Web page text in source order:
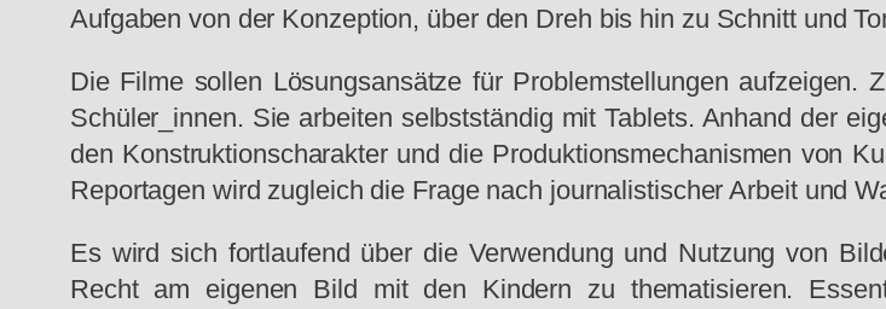
Aufgaben von der Konzeption, über den Dreh bis hin zu Schnitt und
Die Filme sollen Lösungsansätze für Problemstellungen aufzeigen.
Schüler_innen. Sie arbeiten selbstständig mit Tablets. Anhand der
den Konstruktionscharakter und die Produktionsmechanismen von
Reportagen wird zugleich die Frage nach journalistischer Arbeit und
Es wird sich fortlaufend über die Verwendung und Nutzung von
Recht am eigenen Bild mit den Kindern zu thematisieren.